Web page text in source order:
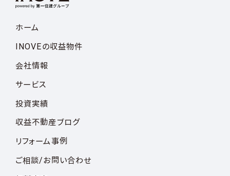
ホーム
INOVEの収益物件
会社情報
サービス
投資実績
収益不動産ブログ
リフォーム事例
ご相談/お問い合わせ